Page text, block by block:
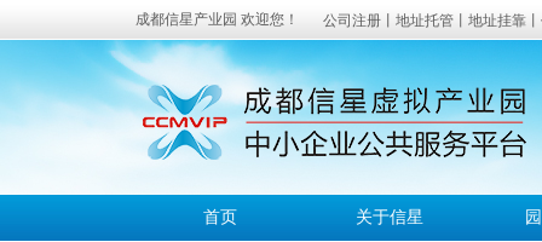
公司注册丨地址托管丨地址挂靠
成都
成都信星产业园 欢迎您！
首页 关于信星